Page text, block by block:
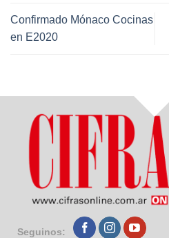
Confirmado Mónaco Cocinas
en E2020
Seguinos: